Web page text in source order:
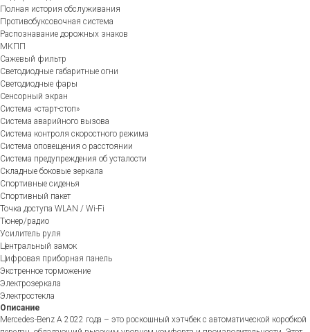
Полная история обслуживания
Противобуксовочная система
Распознавание дорожных знаков
МКПП
Сажевый фильтр
Светодиодные габаритные огни
Светодиодные фары
Сенсорный экран
Система «старт-стоп»
Система аварийного вызова
Система контроля скоростного режима
Система оповещения о расстоянии
Система предупреждения об усталости
Складные боковые зеркала
Спортивные сиденья
Спортивный пакет
Точка доступа WLAN / Wi-Fi
Тюнер/радио
Усилитель руля
Центральный замок
Цифровая приборная панель
Экстренное торможение
Электрозеркала
Электростекла
Описание
Mercedes-Benz A 2022 года – это роскошный хэтчбек с автоматической коробкой